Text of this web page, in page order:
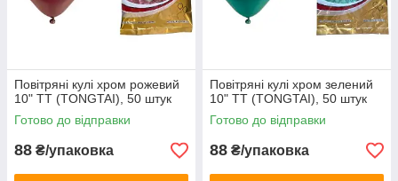
Повітряні кулі хром рожевий
10" TT (TONGTAI), 50 штук
Готово до відправки
88 ₴/упаковка
Повітряні кулі хром зелений
10" TT (TONGTAI), 50 штук
Готово до відправки
88 ₴/упаковка